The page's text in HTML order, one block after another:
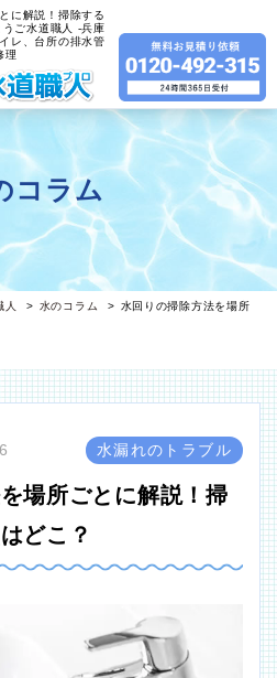
に解説！掃除する
ご水道職人 -兵庫
レ、台所の排水管
理
コラム
水のコラム
水回りの掃除方法を場所
水漏れのトラブル
場所ごとに解説！掃
どこ？